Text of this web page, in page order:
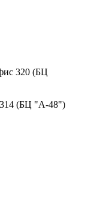
320 (БЦ
314 (БЦ "А-48")